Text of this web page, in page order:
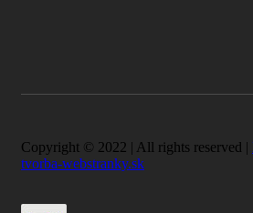
Copyright © 2022 | All rights reserved |
tvorba-webstranky.sk